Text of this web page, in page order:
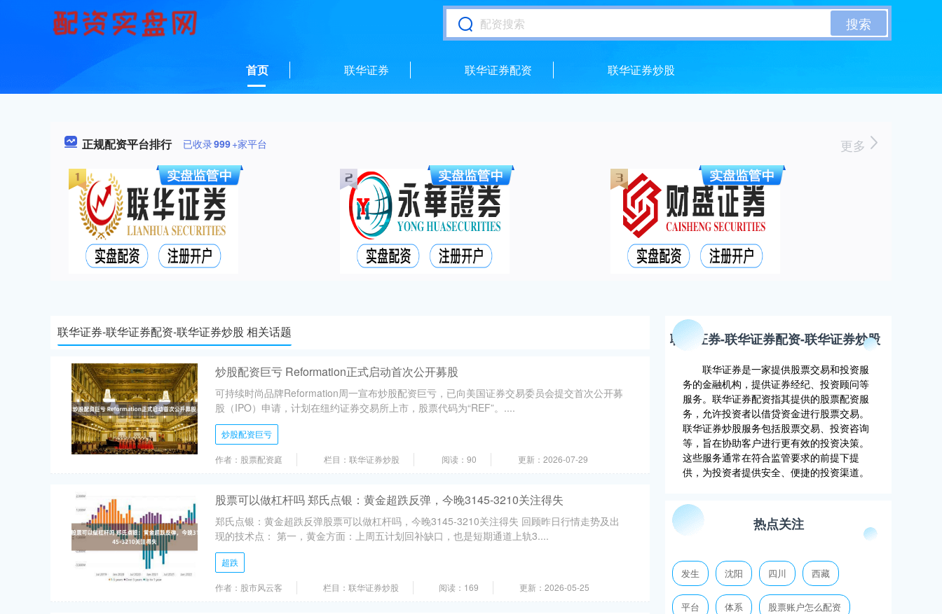
搜索
首页 联华证券 联华证券配资 联华证券炒股
正规配资平台排行 已收录999+家平台 更多
联华证券-联华证券配资-联华证券炒股 相关话题
炒股配资巨亏 Reformation正式启动首次公开募股
可持续时尚品牌Reformation周一宣布炒股配资巨亏，已向美国证券交易委员会提交首次公开募
股（IPO）申请，计划在纽约证券交易所上市，股票代码为“REF”。....
炒股配资巨亏
作者：股票配资庭 栏目：联华证券炒股 阅读：90 更新：2026-07-29
股票可以做杠杆吗 郑氏点银：黄金超跌反弹，今晚3145-3210关注得失
郑氏点银：黄金超跌反弹股票可以做杠杆吗，今晚3145-3210关注得失 回顾昨日行情走势及出
现的技术点： 第一，黄金方面：上周五计划回补缺口，也是短期通道上轨3....
超跌
作者：股市风云客 栏目：联华证券炒股 阅读：169 更新：2026-05-25
联华证券-联华证券配资-联华证券炒股
联华证券是一家提供股票交易和投资服
务的金融机构，提供证券经纪、投资顾问等
服务。联华证券配资指其提供的股票配资服
务，允许投资者以借贷资金进行股票交易。
联华证券炒股服务包括股票交易、投资咨询
等，旨在协助客户进行更有效的投资决策。
这些服务通常在符合监管要求的前提下提
供，为投资者提供安全、便捷的投资渠道。
热点关注
发生 沈阳 四川 西藏
平台 体系 股票账户怎么配资